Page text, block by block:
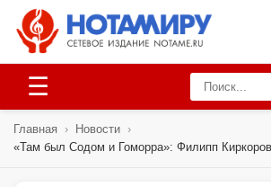
☰
Главная › Новости ›
«Там был Содом и Гоморра»: Филипп